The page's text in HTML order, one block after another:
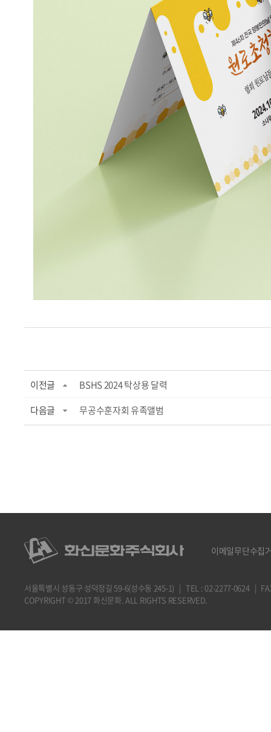
이전글
BSHS 2024 탁상용 달력
다음글
무공수훈자회 유족앨범
이메일무단수집
서울특별시 성동구 성덕정길 59-6(성수동 245-1) | TEL : 02-2277-0624
COPYRIGHT © 2017 화신문화. ALL RIGHTS RESERVED.